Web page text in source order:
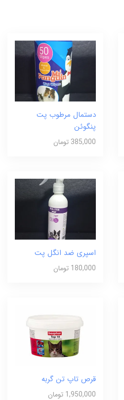
دستمال مرطوب پت
پنگوئن
385,000 تومان
اسپری ضد انگل پت
180,000 تومان
قرص تاپ تن گربه
1,950,000 تومان